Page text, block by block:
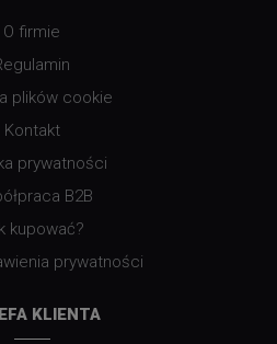
O firmie
plików cookie
Kontakt
prywatności
B2B
kupować?
prywatności
KLIENTA